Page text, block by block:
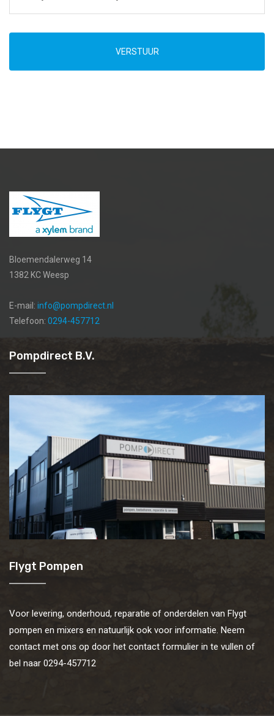
VERSTUUR
Bloemendalerweg 14
1382 KC Weesp
E-mail: info@pompdirect.nl
Telefoon: 0294-457712
Pompdirect B.V.
Flygt Pompen
Voor levering, onderhoud, reparatie of onderdelen van Flygt
pompen en mixers en natuurlijk ook voor informatie. Neem
contact met ons op door het contact formulier in te vullen of
bel naar 0294-457712